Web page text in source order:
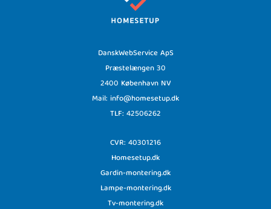
DanskWebService ApS
Præstelængen 30
2400 København NV
Mail: info@homesetup.dk
TLF: 42506262
CVR: 40301216
Homesetup.dk
Gardin-montering.dk
Lampe-montering.dk
Tv-montering.dk